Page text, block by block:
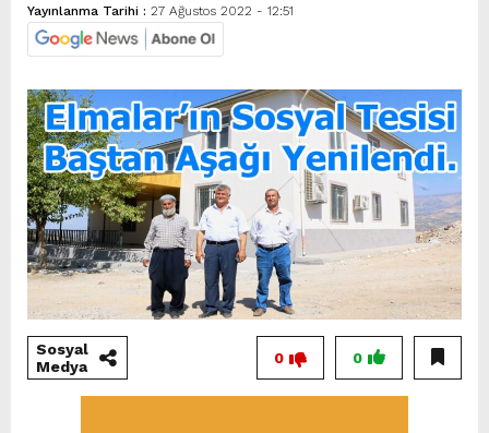
Yayınlanma Tarihi : 27 Ağustos 2022 - 12:51
Sosyal
Medya
0
0